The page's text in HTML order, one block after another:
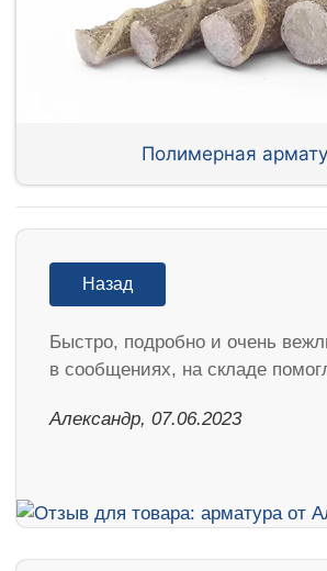
Полимерная
Назад
Быстро, подробно и очень
в сообщениях, на складе
Александр, 07.06.2023